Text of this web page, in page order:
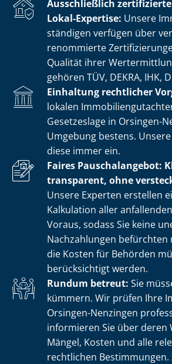
Ausschließlich
Lokal-Expertise: Unsere
stän­di­gen verfügen über
renommierte
Qualität ihrer
gehören TÜV, DEKRA, IHK,
Einhaltung rechtlicher
lokalen
Gesetzeslage in Orsingen-
Umgebung bestens.
diese immer ein.
Faires Pauschalangebot:
transparent, ohne
Unsere Experten erstellen
Kalkulation aller
Voraus, sodass Sie keine
Nachzahlungen befürchten
die Kosten für Behörden
berücksichtigt werden.
Rundum betreut: Sie
kümmern. Wir prüfen Ihre
Orsingen-Nenzingen
informieren Sie über deren
Mängel, Kosten und alle
rechtlichen Bestimmungen.